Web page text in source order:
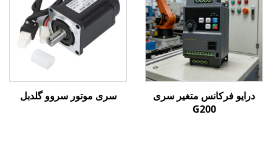
درایو فرکانس متغیر سری
G200
سری موتور سروو گلدبل